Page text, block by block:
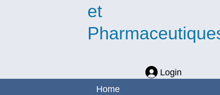
et
Login
Home